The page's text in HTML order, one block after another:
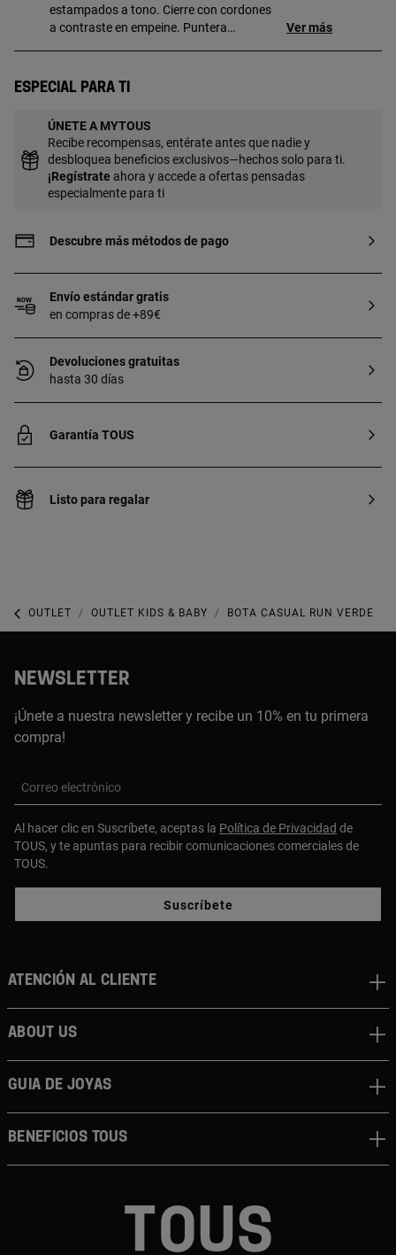
estampados a tono. Cierre con cordones
a contraste en empeine. Puntera
/ Interior forro: 100% Piel / Planta: 100%
OEKO/TEX*. Fabricado en la UE.
Ver más
Especial para ti
ÚNETE A MYTOUS
Recibe recompensas, entérate antes que nadie y
desbloquea beneficios exclusivos—hechos solo para ti.
¡Regístrate ahora y accede a ofertas pensadas
especialmente para ti
Descubre más métodos de pago
Envío estándar gratis
en compras de +89€
Devoluciones gratuitas
hasta 30 días
Garantía TOUS
Listo para regalar
OUTLET OUTLET KIDS & BABY BOTA CASUAL RUN VERDE
NEWSLETTER
¡Únete a nuestra newsletter y recibe un 10% en tu primera
compra!
Correo electrónico
Al hacer clic en Suscríbete, aceptas la Política de Privacidad de
TOUS, y te apuntas para recibir comunicaciones comerciales de
TOUS.
Suscríbete
Atención al cliente
About us
Guia de joyas
Beneficios TOUS